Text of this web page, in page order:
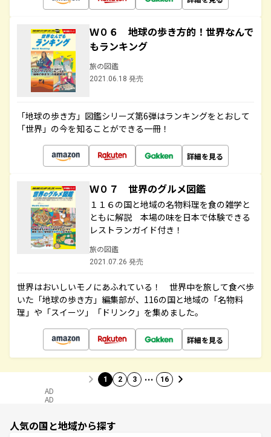
Ｗ０６ 地球の歩き方的！世界なんで
もランキング
旅の図鑑
2021.06.18 発売
「地球の歩き方」図鑑シリーズ第6弾はランキングをとおして
「世界」の今を知ることができる一冊！
詳細を見る
Ｗ０７ 世界のグルメ図鑑
１１６の国と地域の名物料理を食の雑学と
ともに解説 本場の味を日本で体験できる
レストランガイド付き！
旅の図鑑
2021.07.26 発売
世界はおいしいモノにあふれている！ 世界中を旅して食べ歩
いた「地球の歩き方」編集部が、116の国と地域の「名物料
理」や「スイーツ」「ドリンク」を集めました。
詳細を見る
1 2 3 … 16
AD
AD
人気の国と地域から探す